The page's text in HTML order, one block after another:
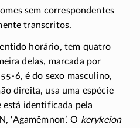
sem correspondentes
transcritos.
horário, tem quatro
delas, marcada por
6, é do sexo masculino,
direita, usa uma espécie
identificada pela
, ‘Agamêmnon’. O kerykeion